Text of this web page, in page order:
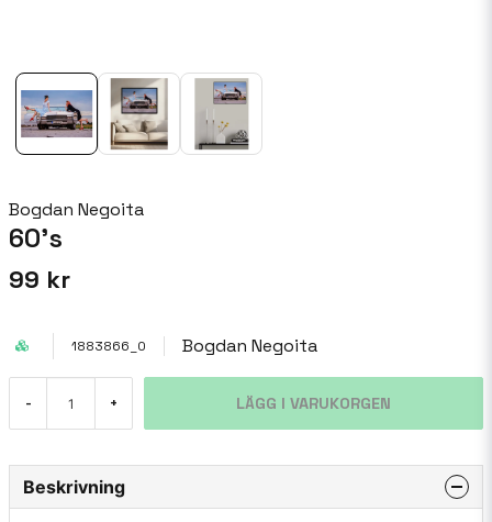
Bogdan Negoita
60's
99 kr
1883866_0 Bogdan Negoita
- + LÄGG I VARUKORGEN
Beskrivning